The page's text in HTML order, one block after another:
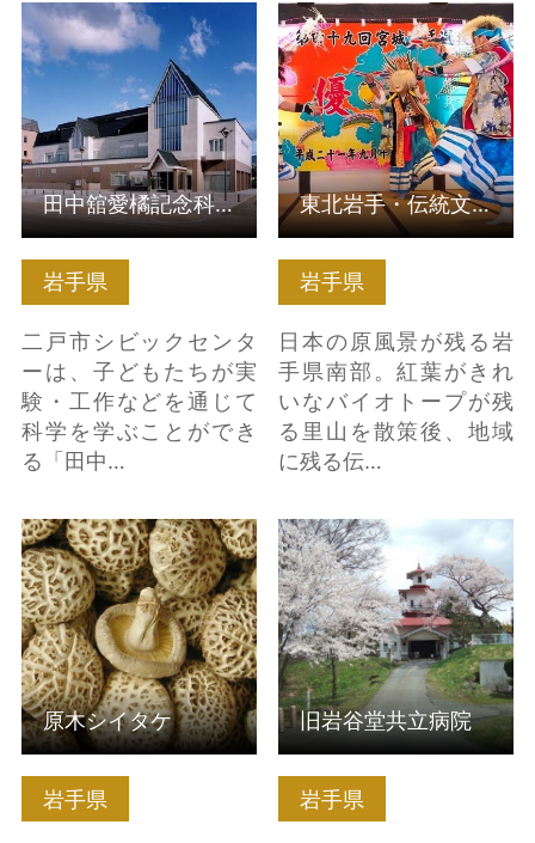
岩手県
二戸市シビックセンタ
ーは、子どもたちが実
験・工作などを通じて
科学を学ぶことができ
る「田中…
田中舘愛橘記念科学館
の詳細はこちら
田中舘愛橘記念科学館
岩手県
日本の原風景が残る岩
手県南部。紅葉がきれ
いなバイオトープが残
る里山を散策後、地域
に残る伝…
東北岩手・伝統文化と
紅葉（和菓子体験付
き） の詳細はこちら
東北岩手・伝統文化と紅葉（和菓子体験付き）
岩手県
原木シイタケ の詳細は
こちら
原木シイタケ
岩手県
旧岩谷堂共立病院 の詳
細はこちら
旧岩谷堂共立病院